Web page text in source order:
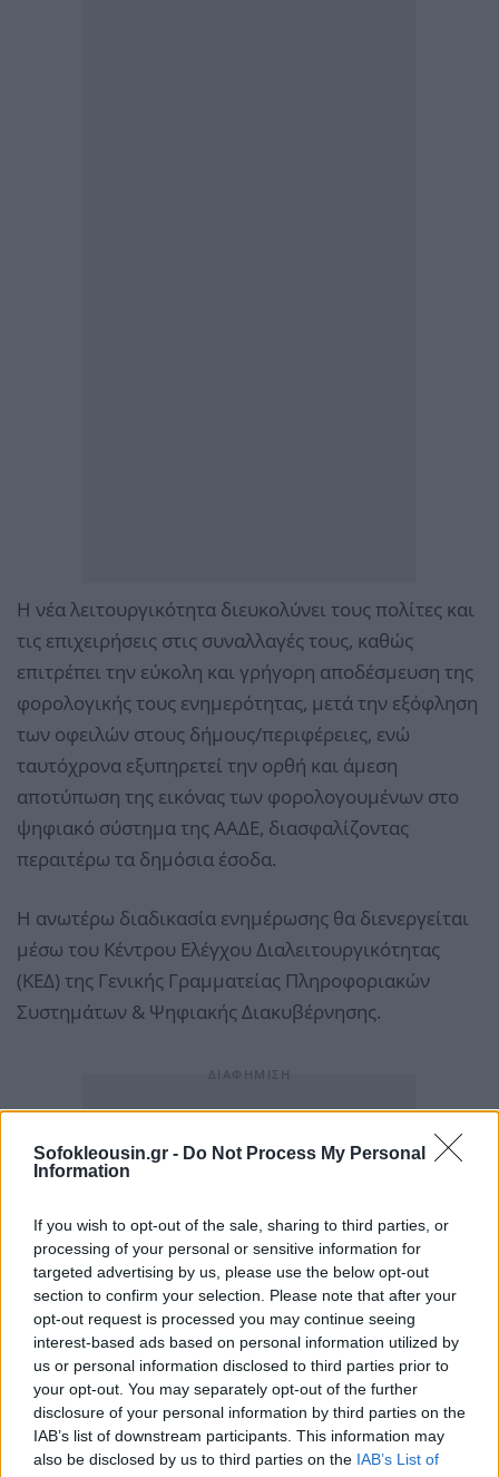
Sofokleousin.gr - Do Not Process My Personal
Information
If you wish to opt-out of the sale, sharing to third parties, or
processing of your personal or sensitive information for
targeted advertising by us, please use the below opt-out
section to confirm your selection. Please note that after your
opt-out request is processed you may continue seeing
interest-based ads based on personal information utilized by
us or personal information disclosed to third parties prior to
your opt-out. You may separately opt-out of the further
disclosure of your personal information by third parties on the
IAB’s list of downstream participants. This information may
also be disclosed by us to third parties on the IAB’s List of
Η νέα λειτουργικότητα διευκολύνει τους πολίτες και
τις επιχειρήσεις στις συναλλαγές τους, καθώς
επιτρέπει την εύκολη και γρήγορη αποδέσμευση της
φορολογικής τους ενημερότητας, μετά την εξόφληση
των οφειλών στους δήμους/περιφέρειες, ενώ
ταυτόχρονα εξυπηρετεί την ορθή και άμεση
αποτύπωση της εικόνας των φορολογουμένων στο
ψηφιακό σύστημα της ΑΑΔΕ, διασφαλίζοντας
περαιτέρω τα δημόσια έσοδα.
Η ανωτέρω διαδικασία ενημέρωσης θα διενεργείται
μέσω του Κέντρου Ελέγχου Διαλειτουργικότητας
(ΚΕΔ) της Γενικής Γραμματείας Πληροφοριακών
Συστημάτων & Ψηφιακής Διακυβέρνησης.